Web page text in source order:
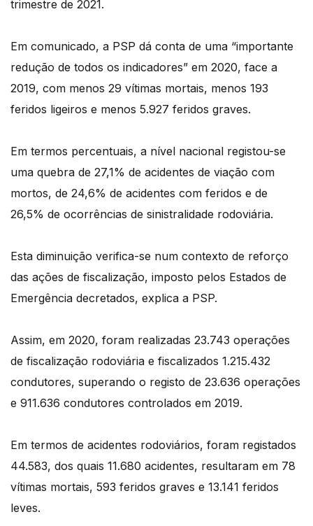
trimestre de 2021.
Em comunicado, a PSP dá conta de uma “importante
redução de todos os indicadores” em 2020, face a
2019, com menos 29 vítimas mortais, menos 193
feridos ligeiros e menos 5.927 feridos graves.
Em termos percentuais, a nível nacional registou-se
uma quebra de 27,1% de acidentes de viação com
mortos, de 24,6% de acidentes com feridos e de
26,5% de ocorrências de sinistralidade rodoviária.
Esta diminuição verifica-se num contexto de reforço
das ações de fiscalização, imposto pelos Estados de
Emergência decretados, explica a PSP.
Assim, em 2020, foram realizadas 23.743 operações
de fiscalização rodoviária e fiscalizados 1.215.432
condutores, superando o registo de 23.636 operações
e 911.636 condutores controlados em 2019.
Em termos de acidentes rodoviários, foram registados
44.583, dos quais 11.680 acidentes, resultaram em 78
vítimas mortais, 593 feridos graves e 13.141 feridos
leves.